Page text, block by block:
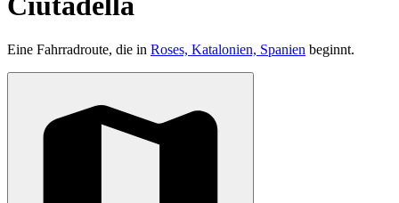
Eine Fahrradroute, die in Roses, Katalonien, Spanien beginnt.